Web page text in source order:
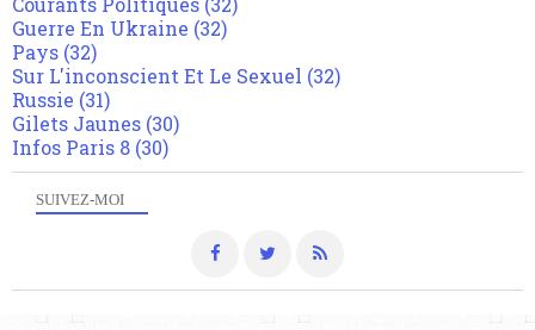
SUIVEZ-MOI
Guerre En Ukraine (32)
Pays (32)
Sur L'inconscient Et Le Sexuel (32)
Russie (31)
Gilets Jaunes (30)
Infos Paris 8 (30)